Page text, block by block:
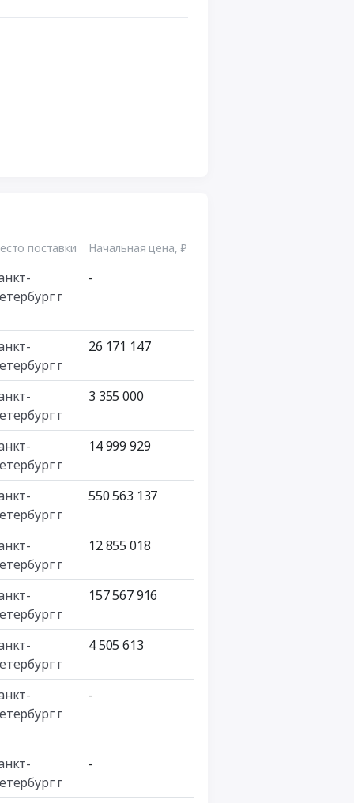
поставки Начальная цена, ₽
г
-
г
26 171 147
г
3 355 000
г
14 999 929
г
550 563 137
г
12 855 018
г
157 567 916
г
4 505 613
г
-
г
-